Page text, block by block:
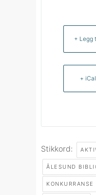
+ Legg
+
Stikkord:
ÅLESUND
KONKURRANSE